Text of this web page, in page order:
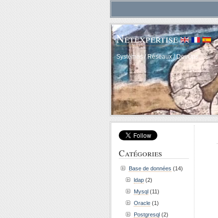
Netexpertise
Systèmes / Réseaux / DevOps
Catégories
Base de données (14)
ldap (2)
Mysql (11)
Oracle (1)
Postgresql (2)